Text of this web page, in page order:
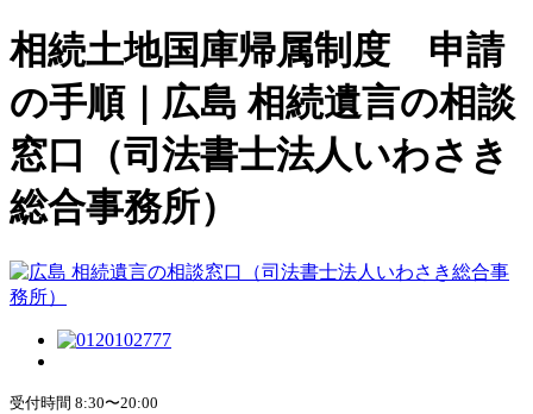
相続土地国庫帰属制度 申請
の手順｜広島 相続遺言の相談
窓口（司法書士法人いわさき
総合事務所）
受付時間 8:30〜20:00